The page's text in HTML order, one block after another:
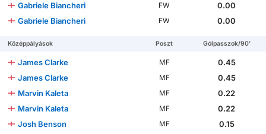
Gabriele Biancheri
FW
0.00
Gabriele Biancheri
FW 0.00
Középpályások Poszt Gólpasszok/90'
James Clarke MF
0.45
James Clarke
MF
0.45
Marvin Kaleta
MF
0.22
Marvin Kaleta
MF
0.22
Josh Benson
MF
0.15